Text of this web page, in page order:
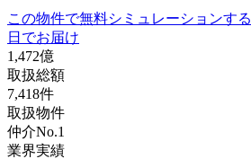
この物件で無料シミュレーションする
日でお届け
1,472億
取扱総額
7,418件
取扱物件
仲介No.1
業界実績